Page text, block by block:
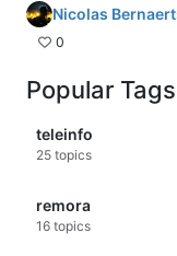
Nicolas
0
Popular Tags
teleinfo
25 topics
remora
16 topics